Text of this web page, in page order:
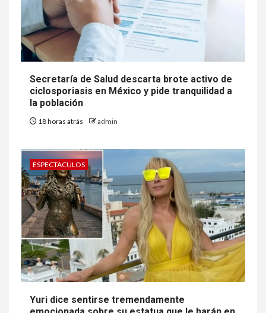
Secretaría de Salud descarta brote activo de
ciclosporiasis en México y pide tranquilidad a
la población
18 horas atrás admin
ESPECTACULOS
Yuri dice sentirse tremendamente